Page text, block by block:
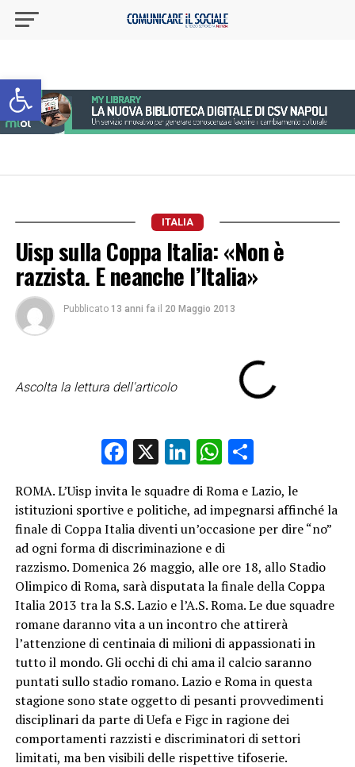
Apri la barra degli strumenti
ITALIA
Uisp sulla Coppa Italia: «Non è
razzista. E neanche l’Italia»
Pubblicato 13 anni fa il 20 Maggio 2013
Ascolta la lettura dell'articolo
Facebook
X LinkedIn
WhatsApp
Condividi
ROMA. L’Uisp invita le squadre di Roma e Lazio, le
istituzioni sportive e politiche, ad impegnarsi affinché la
finale di Coppa Italia diventi un’occasione per dire “no”
ad ogni forma di discriminazione e di
razzismo. Domenica 26 maggio, alle ore 18, allo Stadio
Olimpico di Roma, sarà disputata la finale della Coppa
Italia 2013 tra la S.S. Lazio e l’A.S. Roma. Le due squadre
romane daranno vita a un incontro che attirerà
l’attenzione di centinaia di milioni di appassionati in
tutto il mondo. Gli occhi di chi ama il calcio saranno
puntati sullo stadio romano. Lazio e Roma in questa
stagione sono state oggetto di pesanti provvedimenti
disciplinari da parte di Uefa e Figc in ragione dei
comportamenti razzisti e discriminatori di settori
limitati, ma ben visibili delle rispettive tifoserie.